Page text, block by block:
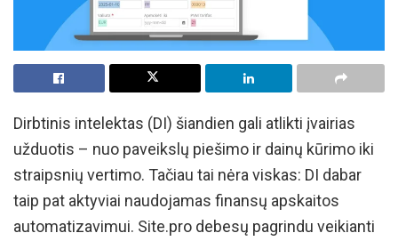
Dirbtinis intelektas (DI) šiandien gali atlikti įvairias
užduotis – nuo paveikslų piešimo ir dainų kūrimo iki
straipsnių vertimo. Tačiau tai nėra viskas: DI dabar
taip pat aktyviai naudojamas finansų apskaitos
automatizavimui. Site.pro debesų pagrindu veikianti